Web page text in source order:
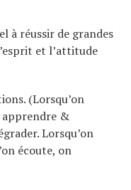
à réussir de grandes
et l’attitude
(Lorsqu’on
apprendre &
Lorsqu’on
écoute, on